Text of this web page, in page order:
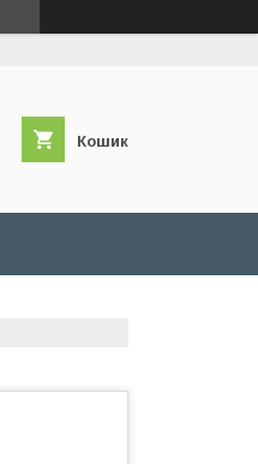
Кошик